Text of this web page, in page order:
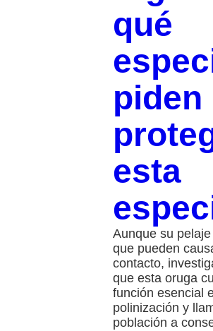
qué
piden
esta
Aunque su
que pueden
contacto,
que esta oruga
función esencial
polinización y
población a